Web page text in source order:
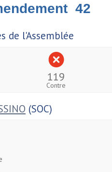
42
de l'Assemblée
119
Contre
(SOC)